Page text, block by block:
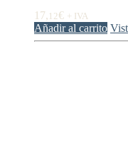
17, 12€ + IVA
Añadir al carrito